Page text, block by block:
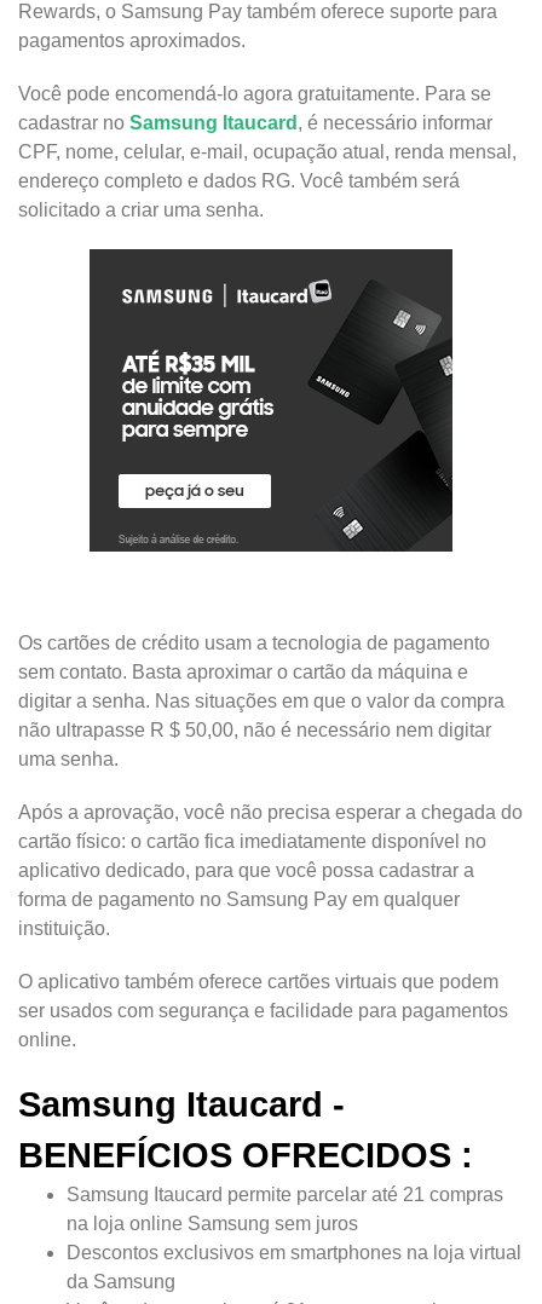
Rewards, o Samsung Pay também oferece suporte para
pagamentos aproximados.
Você pode encomendá-lo agora gratuitamente. Para se
cadastrar no Samsung Itaucard , é necessário informar
CPF, nome, celular, e-mail, ocupação atual, renda mensal,
endereço completo e dados RG. Você também será
solicitado a criar uma senha.
Os cartões de crédito usam a tecnologia de pagamento
sem contato. Basta aproximar o cartão da máquina e
digitar a senha. Nas situações em que o valor da compra
não ultrapasse R $ 50,00, não é necessário nem digitar
uma senha.
Após a aprovação, você não precisa esperar a chegada do
cartão físico: o cartão fica imediatamente disponível no
aplicativo dedicado, para que você possa cadastrar a
forma de pagamento no Samsung Pay em qualquer
instituição.
O aplicativo também oferece cartões virtuais que podem
ser usados ​​com segurança e facilidade para pagamentos
online.
Samsung Itaucard -
BENEFÍCIOS OFRECIDOS :
Samsung Itaucard permite parcelar até 21 compras
na loja online Samsung sem juros
Descontos exclusivos em smartphones na loja virtual
da Samsung